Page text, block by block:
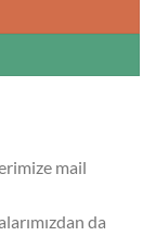
mail
da